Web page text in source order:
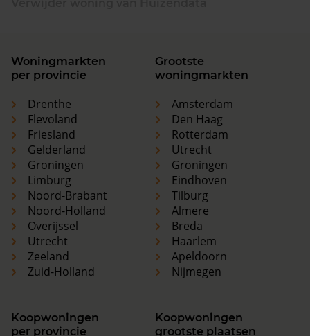
Woningmarkten
per provincie
Drenthe
Flevoland
Friesland
Gelderland
Groningen
Limburg
Noord-Brabant
Noord-Holland
Overijssel
Utrecht
Zeeland
Zuid-Holland
Grootste
woningmarkten
Amsterdam
Den Haag
Rotterdam
Utrecht
Groningen
Eindhoven
Tilburg
Almere
Breda
Haarlem
Apeldoorn
Nijmegen
Koopwoningen
per provincie
Koopwoningen
grootste plaatsen